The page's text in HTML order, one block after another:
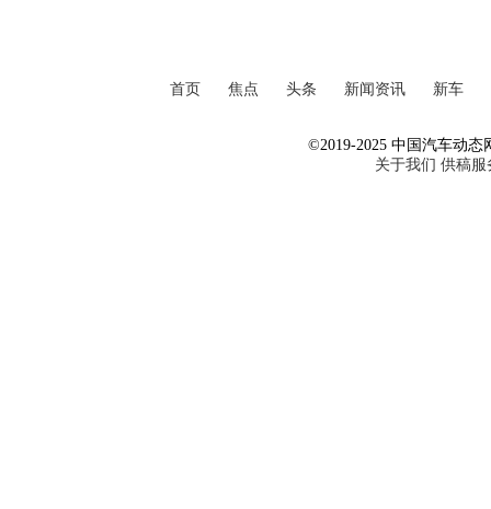
首页 焦点 头条 新闻资讯 新车
©2019-2025 中国汽车动态
关于我们 供稿服